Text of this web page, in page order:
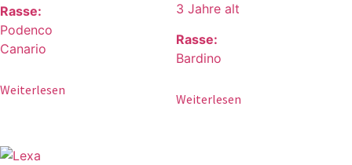
Rasse:
Podenco
Canario
Weiterlesen
3 Jahre alt
Rasse:
Bardino
Weiterlesen